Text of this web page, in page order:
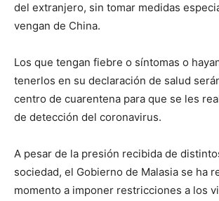
del extranjero, sin tomar medidas
vengan de China.
Los que tengan fiebre o síntomas o
tenerlos en su declaración de salud
centro de cuarentena para que se les
de detección del coronavirus.
A pesar de la presión recibida de
sociedad, el Gobierno de Malasia se ha
momento a imponer restricciones a los